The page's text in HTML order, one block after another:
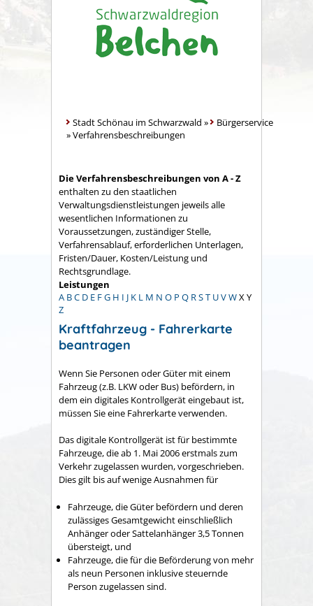
Stadt Schönau im Schwarzwald »
Bürgerservice
»Verfahrensbeschreibungen
Die Verfahrensbeschreibungen von A - Z
enthalten zu den staatlichen
Verwaltungsdienstleistungen jeweils alle
wesentlichen Informationen zu
Voraussetzungen, zuständiger Stelle,
Verfahrensablauf, erforderlichen Unterlagen,
Fristen/Dauer, Kosten/Leistung und
Rechtsgrundlage.
Leistungen
A BC D E FG H I J K L M N O P Q RST UVWX Y
Z
Kraftfahrzeug - Fahrerkarte
beantragen
Wenn Sie Personen oder Güter mit einem
Fahrzeug (z.B. LKW oder Bus) befördern, in
dem ein digitales Kontrollgerät eingebaut ist,
müssen Sie eine Fahrerkarte verwenden.
Das digitale Kontrollgerät ist für bestimmte
Fahrzeuge, die ab 1. Mai 2006 erstmals zum
Verkehr zugelassen wurden, vorgeschrieben.
Dies gilt bis auf wenige Ausnahmen für
Fahrzeuge, die Güter befördern und deren
zulässiges Gesamtgewicht einschließlich
Anhänger oder Sattelanhänger 3,5 Tonnen
übersteigt, und
Fahrzeuge, die für die Beförderung von mehr
als neun Personen inklusive steuernde
Person zugelassen sind.